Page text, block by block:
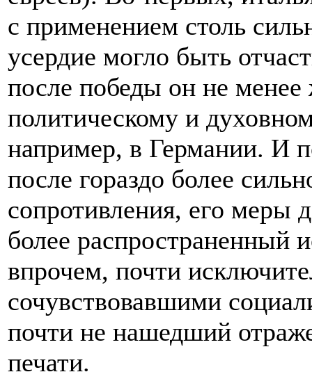
с применением столь
усердие могло быть
после победы он не менее
политическому и
например, в Германии. И
после гораздо более
сопротивления, его меры
более распространенный
впрочем, почти
сочувствовавшими
почти не нашедший
печати.